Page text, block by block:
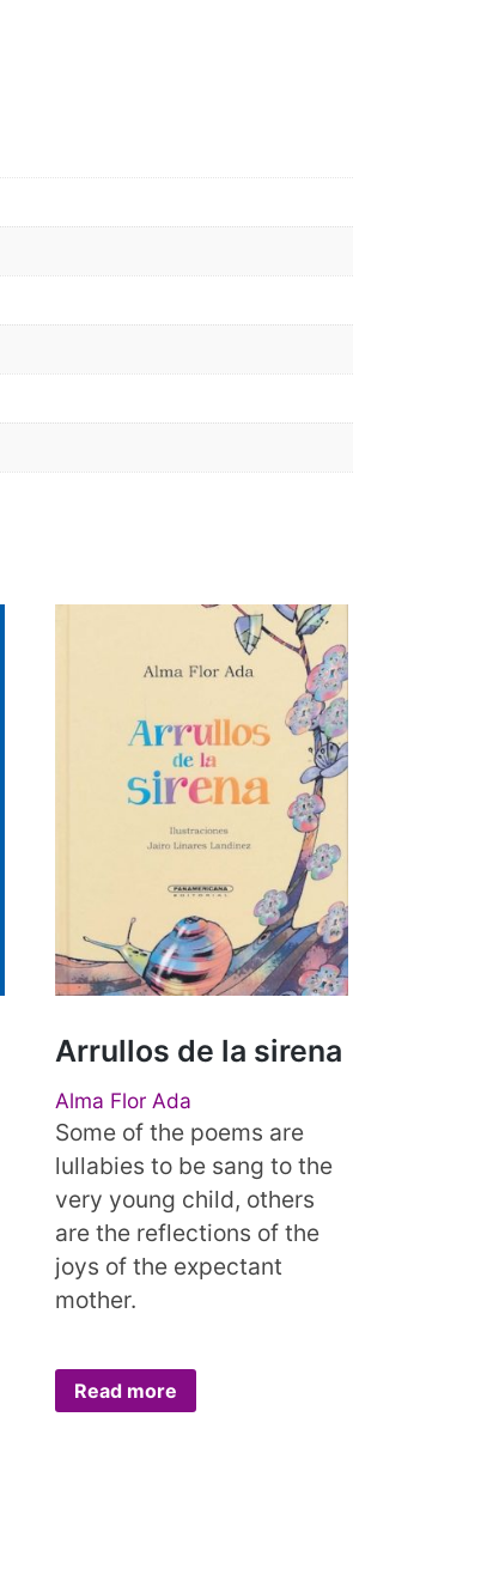
Arrullos de la sirena
Alma Flor Ada
Some of the poems are
lullabies to be sang to the
very young child, others
are the reflections of the
joys of the expectant
mother.
Read more